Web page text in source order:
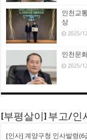
인천교
상
2025/
인천문
2025/
[부평살이] 부고/인
[인사] 계양구청 인사발령(6